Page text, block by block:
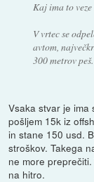
Kaj ima to
V vrtec se
avtom,
300 metrov peš.
Vsaka stvar je ima
pošljem 15k iz
in stane 150 usd.
stroškov. Takega
ne more
na hitro.